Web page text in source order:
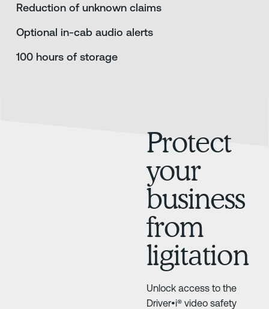
Reduction of unknown claims
Optional in-cab audio alerts
100 hours of storage
Protect
your
business
from
ligitation
Unlock access to the
Driver•i® video safety